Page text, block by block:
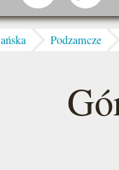
Podzamcze